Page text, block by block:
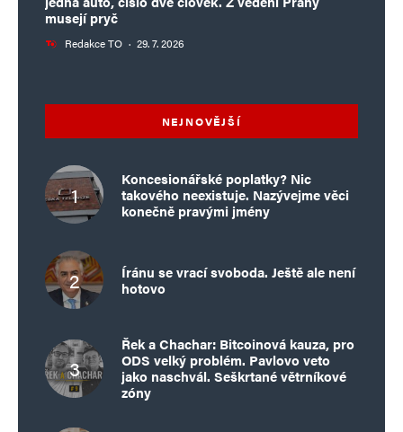
musejí pryč
Redakce TO · 29. 7. 2026
NEJNOVĚJŠÍ
Koncesionářské poplatky? Nic
takového neexistuje. Nazývejme věci
konečně pravými jmény
Íránu se vrací svoboda. Ještě ale není
hotovo
Řek a Chachar: Bitcoinová kauza, pro
ODS velký problém. Pavlovo veto
jako naschvál. Seškrtané větrníkové
zóny